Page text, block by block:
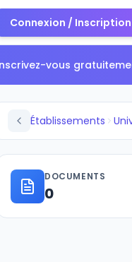
Connexion / Inscription
vous
Établissements
DOCUMENTS
0